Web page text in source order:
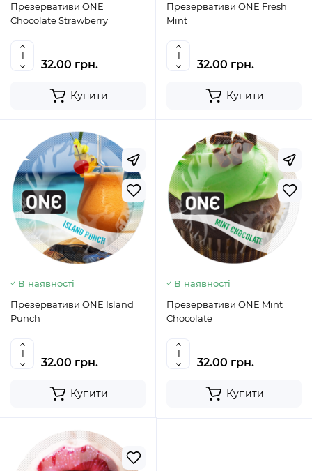
Презервативи ONE
Chocolate Strawberry
32.00 грн.
Купити
Презервативи ONE Fresh
Mint
32.00 грн.
Купити
В наявності
Презервативи ONE Island
Punch
32.00 грн.
Купити
В наявності
Презервативи ONE Mint
Chocolate
32.00 грн.
Купити